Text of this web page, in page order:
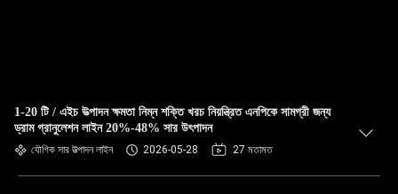
1-20 টি / এইচ উত্পাদন ক্ষমতা নিম্ন শক্তি খরচ নিয়ন্ত্রিত এনপিকে সামগ্রী জন্য
ড্রাম গ্রানুলেশন লাইন 20%-48% সার উৎপাদন
যৌগিক সার উত্পাদন লাইন 2026-05-28 27 মতামত